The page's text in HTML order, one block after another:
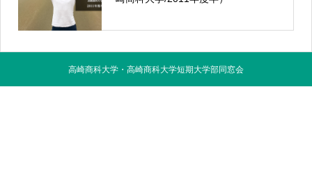
高崎商科大学・高崎商科大学短期大学部同窓会